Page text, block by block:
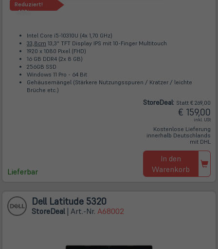
Reduziert!
-40%
Intel Core i5-10310U (4x 1,70 GHz)
33,8cm 13,3" TFT Display IPS mit 10-Finger Multitouch
1920 x 1080 Pixel (FHD)
16 GB DDR4 (2x 8 GB)
256GB SSD
Windows 11 Pro - 64 Bit
Gehäusemängel (Stärkere Nutzungsspuren / Kratzer / leichte
Brüche etc.)
Lieferbar
StoreDeal: Statt € 269,00
€ 159,00
inkl. USt
Kostenlose Lieferung
innerhalb Deutschlands
mit DHL
In den
Warenkorb
Dell Latitude 5320
StoreDeal | Art.-Nr. A68002